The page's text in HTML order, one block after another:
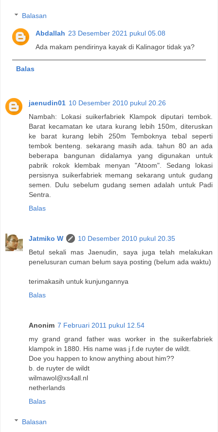
Balasan
Abdallah 23 Desember 2021 pukul 05.08
Ada makam pendirinya kayak di Kalinagor tidak ya?
Balas
jaenudin01 10 Desember 2010 pukul 20.26
Nambah: Lokasi suikerfabriek Klampok diputari tembok.
Barat kecamatan ke utara kurang lebih 150m, diteruskan
ke barat kurang lebih 250m Temboknya tebal seperti
tembok benteng. sekarang masih ada. tahun 80 an ada
beberapa bangunan didalamya yang digunakan untuk
pabrik rokok klembak menyan "Atoom". Sedang lokasi
persisnya suikerfabriek memang sekarang untuk gudang
semen. Dulu sebelum gudang semen adalah untuk Padi
Sentra.
Balas
Jatmiko W
10 Desember 2010 pukul 20.35
Betul sekali mas Jaenudin, saya juga telah melakukan
penelusuran cuman belum saya posting (belum ada waktu)
terimakasih untuk kunjungannya
Balas
Anonim 7 Februari 2011 pukul 12.54
my grand grand father was worker in the suikerfabriek
klampok in 1880. His name was j.f.de ruyter de wildt.
Doe you happen to know anything about him??
b. de ruyter de wildt
wilmawol@xs4all.nl
netherlands
Balas
Balasan